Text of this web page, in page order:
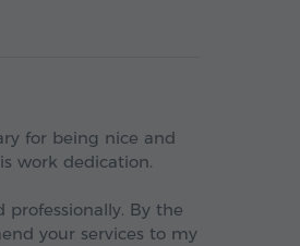
for being nice and
work dedication.
By the
your services to my